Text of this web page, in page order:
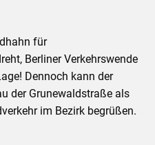
für
Berliner Verkehrswende
Dennoch kann der
der Grunewaldstraße als
im Bezirk begrüßen.